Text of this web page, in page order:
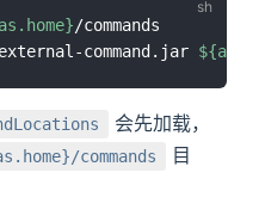
command.jar
会先加载，
commands
目